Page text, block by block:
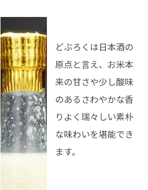
どぶろくは日本酒の
原点と言え、お米本
来の甘さや少し酸味
のあるさわやかな香
りよく瑞々しい素朴
な味わいを堪能でき
ます。